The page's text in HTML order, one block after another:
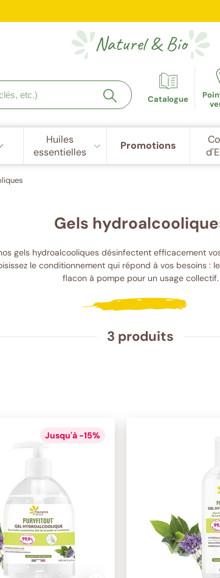
fidélité récompensée : 5€ de réduction dès
Naturel&Bio
Catalogue
Huiles
essentielles
Promotions
Gels
gels hydroalcooliques désinfectent efficacement
le conditionnement qui répond à vos besoins
flacon à pompe pour un usage collectif.
3 produits
Jusqu'à -15%